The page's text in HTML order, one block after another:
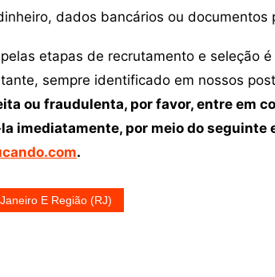
dados bancários ou documentos
etapas de recrutamento e seleção
sempre identificado em nossos
ou fraudulenta, por favor, entre em
imediatamente, por meio do seguinte
.
E Região (RJ)